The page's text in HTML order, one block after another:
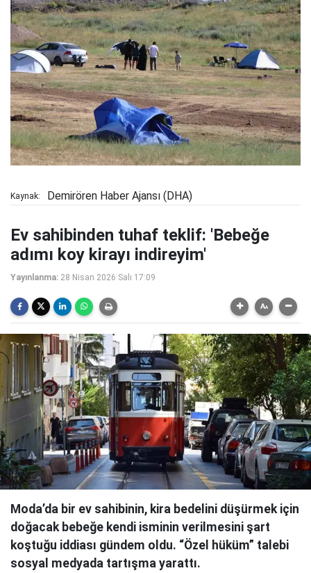
Kaynak: Demirören Haber Ajansı (DHA)
Ev sahibinden tuhaf teklif: 'Bebeğe
adımı koy kirayı indireyim'
Yayınlanma: 28 Nisan 2026 Salı 17:09
Moda’da bir ev sahibinin, kira bedelini düşürmek için
doğacak bebeğe kendi isminin verilmesini şart
koştuğu iddiası gündem oldu. “Özel hüküm” talebi
sosyal medyada tartışma yarattı.